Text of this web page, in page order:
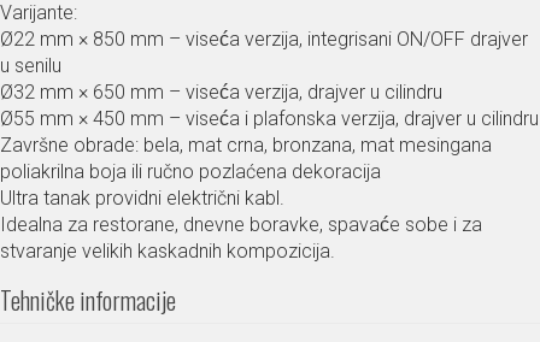
Varijante:
Ø22 mm × 850 mm – viseća verzija, integrisani ON/OFF drajver
u senilu
Ø32 mm × 650 mm – viseća verzija, drajver u cilindru
Ø55 mm × 450 mm – viseća i plafonska verzija, drajver u cilindru
Završne obrade: bela, mat crna, bronzana, mat mesingana
poliakrilna boja ili ručno pozlaćena dekoracija
Ultra tanak providni električni kabl.
Idealna za restorane, dnevne boravke, spavaće sobe i za
stvaranje velikih kaskadnih kompozicija.
Tehničke informacije